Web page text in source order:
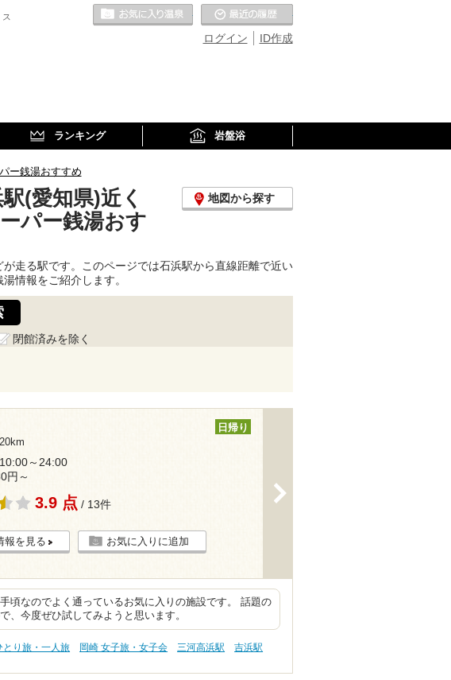
ID作成
ログイン
お気に入りの温泉
ランキング 岩盤浴
ー銭湯おすすめ
(愛知県)近く
パー銭湯おす
地図から探す
走る駅です。このページでは石浜駅から直線距離で近い
情報をご紹介します。
閉館済みを除く
日帰り
～24:00
円～
3.9 点 / 13件
報を見る お気に入りに追加
頃なのでよく通っているお気に入りの施設です。 話題の
、今度ぜひ試してみようと思います。
とり旅・一人旅 岡崎 女子旅・女子会 三河高浜駅
吉浜駅